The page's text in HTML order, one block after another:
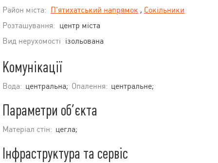
Район міста: П'ятихатський напрямок , Сокільники
Розташування: центр міста
Вид нерухомості ізольована
Комунікації
Вода: центральна; Опалення: центральне;
Параметри об’єкта
Матеріал стін: цегла;
Інфраструктура та сервіс